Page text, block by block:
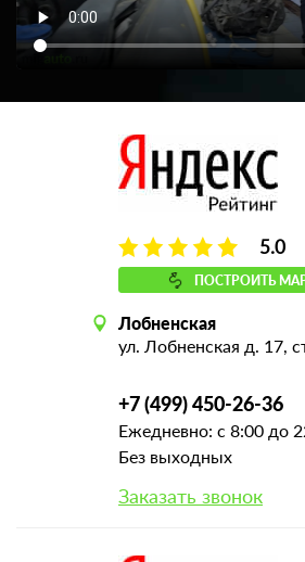
5.0
ПОСТРОИТЬ
Лобненская
ул. Лобненская д. 17,
+7 (499) 450-26-36
Ежедневно: с 8:00 до
Без выходных
Заказать звонок